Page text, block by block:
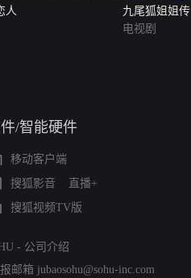
人
九尾狐姐姐传
电视剧
/智能硬件
移动客户端
搜狐影音
直播+
搜狐视频TV版
- 公司介绍
邮箱 jubaosohu@sohu-inc.com